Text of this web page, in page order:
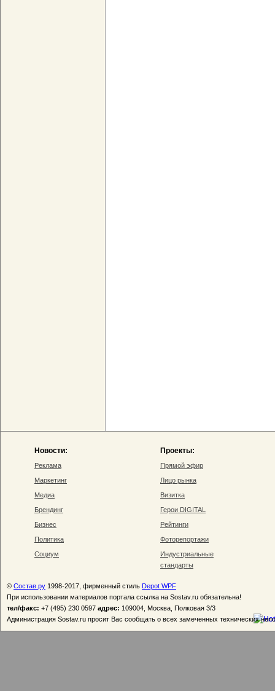
Новости:
Реклама
Маркетинг
Медиа
Брендинг
Бизнес
Политика
Социум
Проекты:
Прямой эфир
Лицо рынка
Визитка
Герои DIGITAL
Рейтинги
Фоторепортажи
Индустриальные
стандарты
© Состав.ру 1998-2017, фирменный стиль Depot WPF
При использовании материалов портала ссылка на Sostav.ru обязательна!
тел/факс: +7 (495) 230 0597 адрес: 109004, Москва, Полковая 3/3
Администрация Sostav.ru просит Вас сообщать о всех замеченных технических